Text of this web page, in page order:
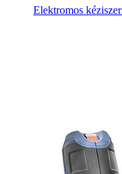
Elektromos